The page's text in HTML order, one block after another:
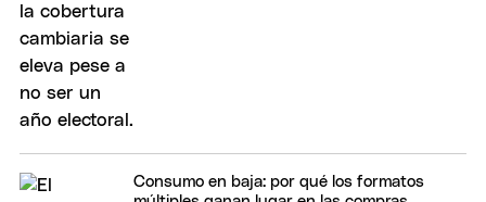
Consumo en baja: por qué los formatos